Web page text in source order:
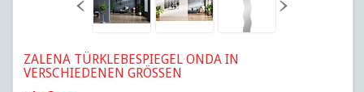
ZALENA TÜRKLEBESPIEGEL ONDA IN
VERSCHIEDENEN GRÖSSEN